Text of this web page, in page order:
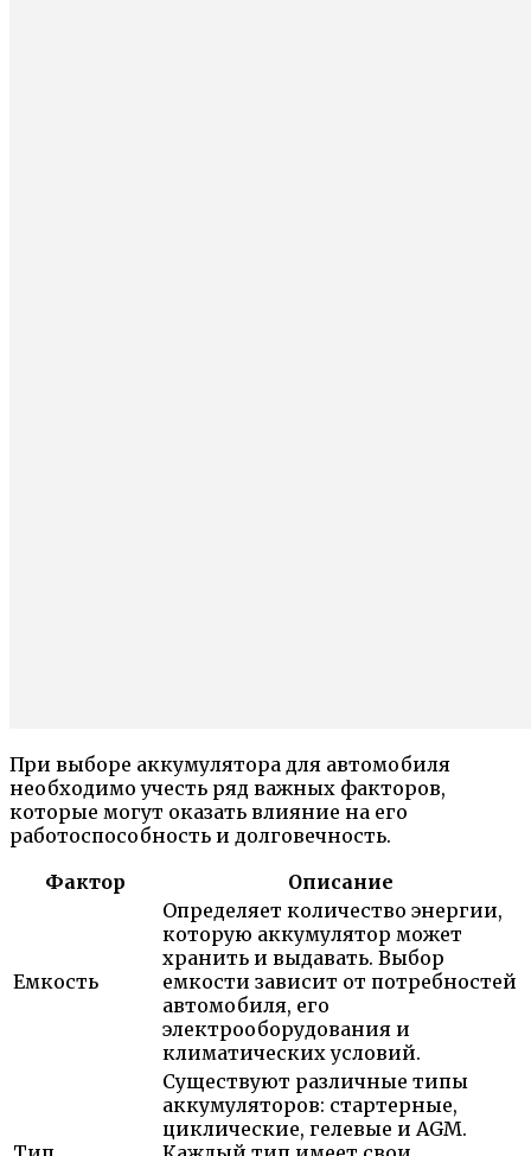
При выборе аккумулятора для автомобиля
необходимо учесть ряд важных факторов,
которые могут оказать влияние на его
работоспособность и долговечность.
Фактор
Описание
Емкость
Определяет количество энергии,
которую аккумулятор может
хранить и выдавать. Выбор
емкости зависит от потребностей
автомобиля, его
электрооборудования и
климатических условий.
Существуют различные типы
аккумуляторов: стартерные,
циклические, гелевые и AGM.